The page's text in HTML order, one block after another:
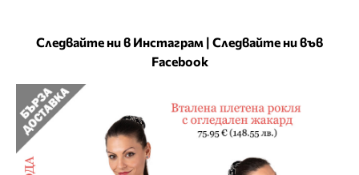
Следвайте ни в Инстаграм | Следвайте ни във
Facebook